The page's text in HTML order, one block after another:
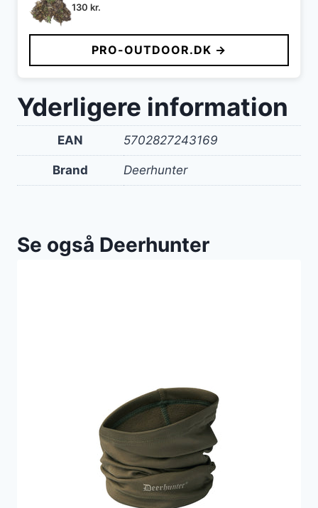
130 kr.
PRO-OUTDOOR.DK →
Yderligere information
EAN 5702827243169
Brand Deerhunter
Se også Deerhunter